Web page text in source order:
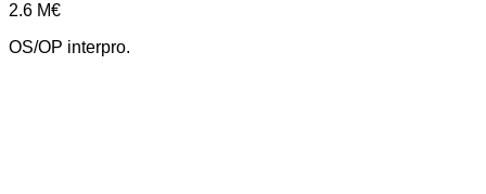
2.6 M€
OS/OP interpro.